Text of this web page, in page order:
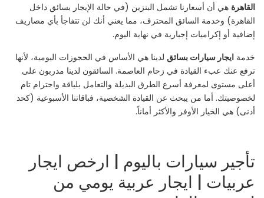
القاهرة هي أن أسعارنا تشمل البنزين (في حالة الإيجار بسائق داخل
القاهرة) وخدمة السائق المحترف، مما يعني أنك لن تتفاجأ بأي مصاريف
إضافية أو إكراميات إجبارية في نهاية اليوم.
خدمة ايجار سيارات بسائق لدينا هي الأساس في الحجوزات اليومية، لأنها
ترفع عنك عبء القيادة في زحام العاصمة. السائقون لدينا مدربون على
أعلى مستوى لمعرفة أسرع الطرق البديلة والتعامل بلياقة واحترام تام
لخصوصيتك. أما من يبحث عن القيادة الشخصية، فباقاتنا الأسبوعية (كحد
أدنى) هي الخيار الأوفر والأكثر أماناً.
تأجير سيارات باليوم | ارخص ايجار
عربيات | ايجار عربية يومي من